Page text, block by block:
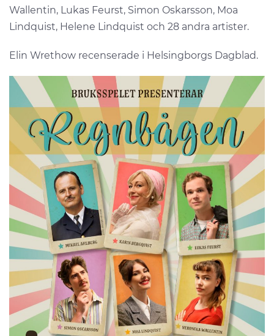
Wallentin, Lukas Feurst, Simon Oskarsson, Moa
Lindquist, Helene Lindquist och 28 andra artister.
Elin Wrethow recenserade i Helsingborgs Dagblad.